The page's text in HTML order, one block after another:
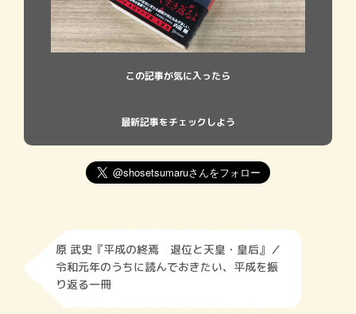
この記事が気に入ったら
最新記事をチェックしよう
原 武史『平成の終焉 退位と天皇・皇后』／
令和元年のうちに読んでおきたい、平成を振
り返る一冊